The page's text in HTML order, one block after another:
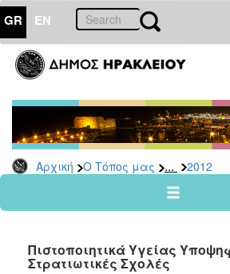
GR EN
Αρχική Ο Τόπος μας ... 2012
ΤΟΠΟΣ
ΜΑΣ
Ανακοινώσεις
Αρχείο
2026
2024
2022
Πιστοποιητικά Υγείας
Στρατιωτικές Σχολές